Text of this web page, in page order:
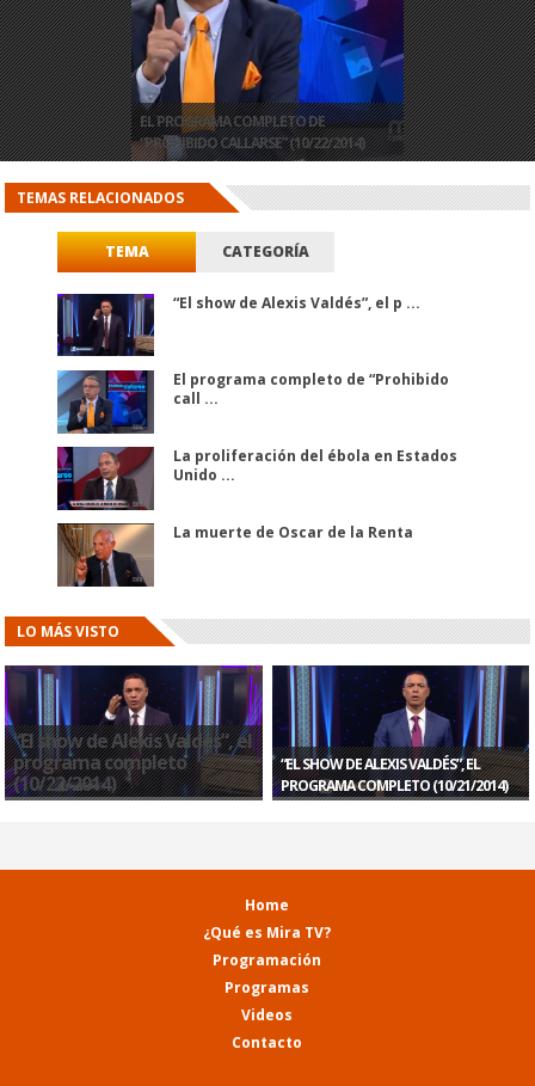
EL PROGRAMA COMPLETO DE
“PROHIBIDO CALLARSE” (10/22/2014)
LA PROLIFERACIÓN DEL ÉBOLA EN
ESTADOS UNIDOS
LOS CAMBIOS EN CUBA, A DEBATE CON
GUILLERMO FARIÑAS
EL PROGRAMA COMPLETO DE
“PROHIBIDO CALLARSE” (10/20/2014)
TEMAS RELACIONADOS
TEMA CATEGORÍA
“El show de Alexis Valdés”, el p ...
El programa completo de “Prohibido
call ...
La proliferación del ébola en Estados
Unido ...
La muerte de Oscar de la Renta
LO MÁS VISTO
“El show de Alexis Valdés”, el
programa completo
(10/22/2014)
“EL SHOW DE ALEXIS VALDÉS”, EL
PROGRAMA COMPLETO (10/21/2014)
Home
¿Qué es Mira TV?
Programación
Programas
Videos
Contacto